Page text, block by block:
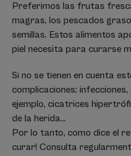
Preferimos las frutas
magras, los pescados
semillas. Estos alimentos
piel necesita para curarse
Si no se tienen en cuenta
complicaciones:
ejemplo, cicatrices
de la herida...
Por lo tanto, como dice el
curar! Consulta